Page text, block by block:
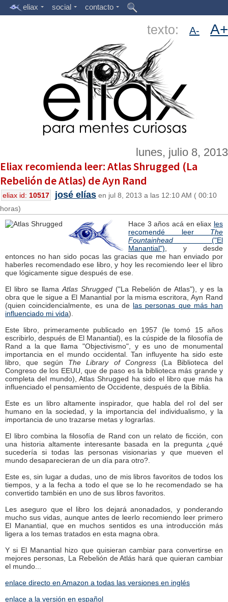
eliax social contacto
texto: A- A+
lunes, julio 8, 2013
Eliax recomienda leer: Atlas Shrugged (La
Rebelión de Atlas) de Ayn Rand
eliax id: 10517 josé elías en jul 8, 2013 a las 12:10 AM ( 00:10
horas)
Hace 3 años acá en eliax les
recomendé leer The
Fountainhead ("El
Manantial") , y desde
entonces no han sido pocas las gracias que me han enviado por
haberles recomendado ese libro, y hoy les recomiendo leer el libro
que lógicamente sigue después de ese.
El libro se llama Atlas Shrugged ("La Rebelión de Atlas"), y es la
obra que le sigue a El Manantial por la misma escritora, Ayn Rand
(quien coincidencialmente, es una de las personas que más han
influenciado mi vida).
Este libro, primeramente publicado en 1957 (le tomó 15 años
escribirlo, después de El Manantial), es la cúspide de la filosofía de
Rand a la que llama "Objectivismo", y es uno de monumental
importancia en el mundo occidental. Tan influyente ha sido este
libro, que según The Library of Congress(La Biblioteca del
Congreso de los EEUU, que de paso es la biblioteca más grande y
completa del mundo), Atlas Shrugged ha sido el libro que más ha
influenciado el pensamiento de Occidente, después de la Biblia.
Este es un libro altamente inspirador, que habla del rol del ser
humano en la sociedad, y la importancia del individualismo, y la
importancia de uno trazarse metas y lograrlas.
El libro combina la filosofía de Rand con un relato de ficción, con
una historia altamente interesante basada en la pregunta ¿qué
sucedería si todas las personas visionarias y que mueven el
mundo desaparecieran de un día para otro?.
Este es, sin lugar a dudas, uno de mis libros favoritos de todos los
tiempos, y a la fecha a todo el que se lo he recomendado se ha
convertido también en uno de sus libros favoritos.
Les aseguro que el libro los dejará anonadados, y ponderando
mucho sus vidas, aunque antes de leerlo recomiendo leer primero
El Manantial, que en muchos sentidos es una introducción más
ligera a los temas tratados en esta magna obra.
Y si El Manantial hizo que quisieran cambiar para convertirse en
mejores personas, La Rebelión de Atlás hará que quieran cambiar
el mundo...
enlace directo en Amazon a todas las versiones en inglés
enlace a la versión en español